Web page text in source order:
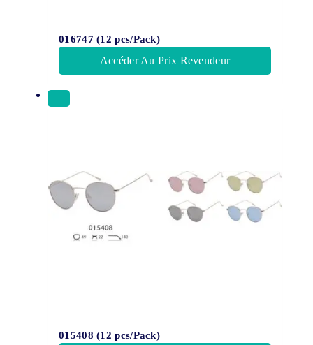
016747 (12 pcs/Pack)
Accéder Au Prix Revendeur
015408 (12 pcs/Pack)